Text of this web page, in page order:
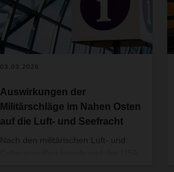
03.03.2026
Auswirkungen der
Militärschläge im Nahen Osten
auf die Luft- und Seefracht
Nach den militärischen Luft- und